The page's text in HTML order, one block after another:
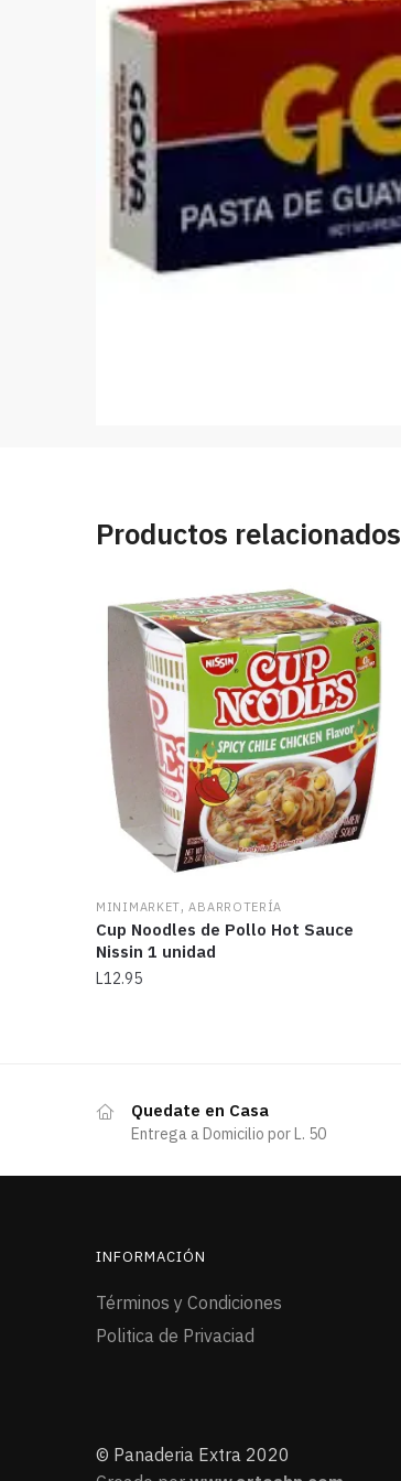
Productos relacionados
MINIMARKET,ABARROTERÍA
Cup Noodles de Pollo Hot Sauce
Nissin 1 unidad
L12.95
Quedate en Casa
Entrega a Domicilio por L. 50
INFORMACIÓN
Términos y Condiciones
Politica de Privaciad
© Panaderia Extra 2020